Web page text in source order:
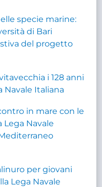
specie marine:
di Bari
del progetto
i 128 anni
Navale Italiana
in mare con le
Lega Navale
per giovani
Lega Navale